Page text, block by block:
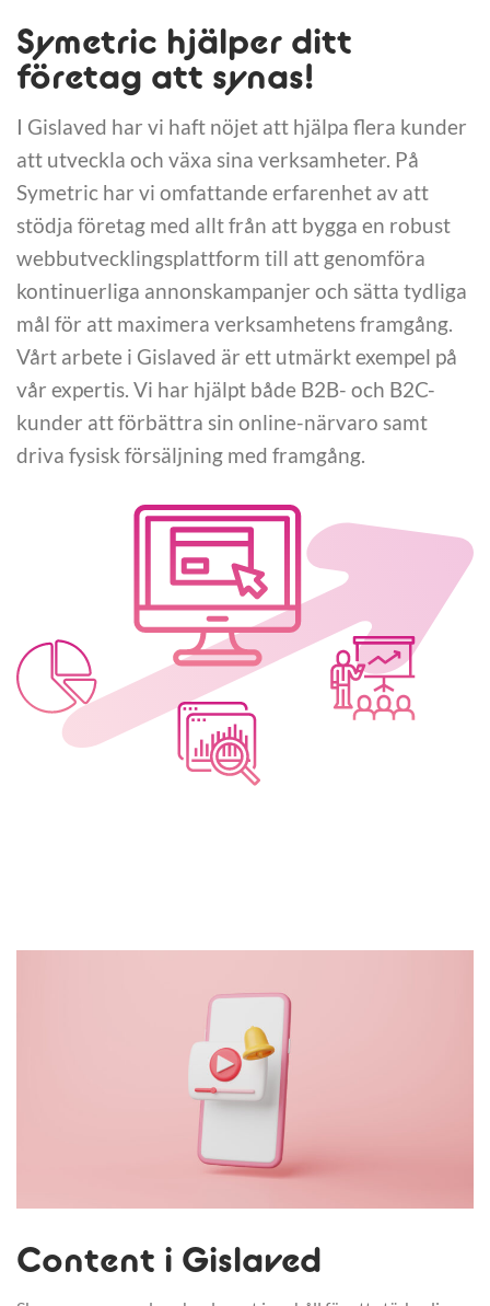
Symetric hjälper ditt
företag att synas!
I Gislaved har vi haft nöjet att hjälpa flera kunder
att utveckla och växa sina verksamheter. På
Symetric har vi omfattande erfarenhet av att
stödja företag med allt från att bygga en robust
webbutvecklingsplattform till att genomföra
kontinuerliga annonskampanjer och sätta tydliga
mål för att maximera verksamhetens framgång.
Vårt arbete i Gislaved är ett utmärkt exempel på
vår expertis. Vi har hjälpt både B2B- och B2C-
kunder att förbättra sin online-närvaro samt
driva fysisk försäljning med framgång.
Content i Gislaved